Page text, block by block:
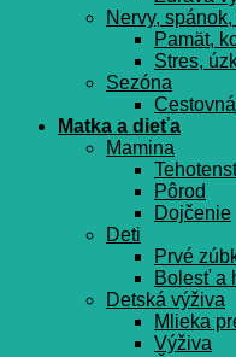
Nervy,
Pamät,
Stres,
Sezóna
Matka a dieťa
Mamina
Pôrod
Dojčenie
Deti
Prvé
Bolesť a
Detská výživa
Mlieka
Výživa